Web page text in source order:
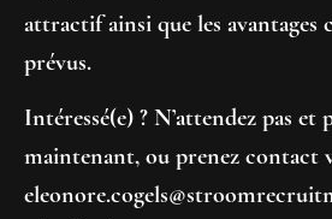
attractif ainsi que les avantages
prévus.
Intéressé(e) ? N’attendez pas et
maintenant, ou prenez contact